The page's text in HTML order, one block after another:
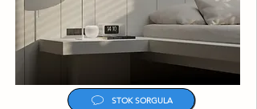
STOK SORGULA